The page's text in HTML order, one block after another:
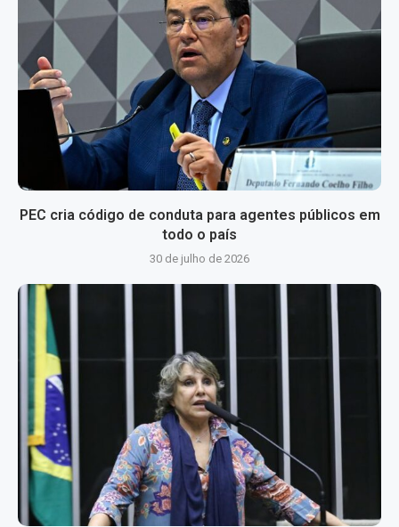
PEC cria código de conduta para agentes públicos em
todo o país
30 de julho de 2026